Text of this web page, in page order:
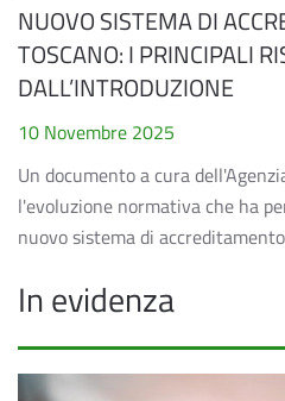
NUOVO SISTEMA DI
TOSCANO: I PRINCIPALI
DALL’INTRODUZIONE
10 Novembre 2025
Un documento a cura
l'evoluzione normativa che ha
nuovo sistema di
In evidenza